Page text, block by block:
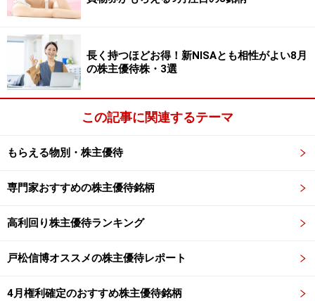
対談をライブ配信！
桐谷さんがあなたの質問に答えます。
桐谷さんに質問をする
※記事の情報は取材日(2021年4月6日)時点の情報になり
ます ※記事の内容に関しては万全を期しておりますが、
その内容の正確性および安全性、利用者にとっての有用
性を保証するものではありません。当社及び関係者は一
責任でお願いします
※記事内容は執筆時点のものです。最新の内容をご確認くださ
い。
本記事の内容は一般的な情報提供を目的としており、特定の金融
商品や投資行動を推奨するものではありません。
投資や資産運用に関する最終的なご判断はご自身の責任において
行ってください。
長く持つほどお得！新NISAとも相性がよい8月
の株主優待株・3選
この記事に関連するテーマ
もらえる物別・株主優待
専門家おすすめの株主優待銘柄
高利回り株主優待ランキング
戸松信博オススメの株主優待レポート
4月権利確定のおすすめ株主優待銘柄